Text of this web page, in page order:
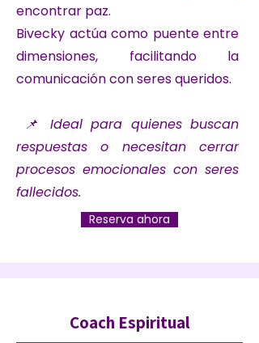
encontrar paz.
Bivecky actúa como puente entre
dimensiones, facilitando la
comunicación con seres queridos.
📌 Ideal para quienes buscan
respuestas o necesitan cerrar
procesos emocionales con seres
fallecidos.
Reserva ahora
Coach Espiritual